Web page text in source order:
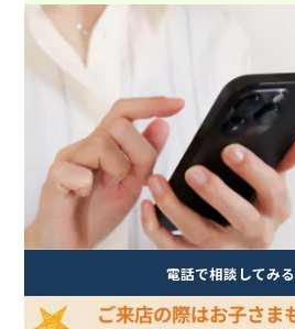
電話で相談してみる